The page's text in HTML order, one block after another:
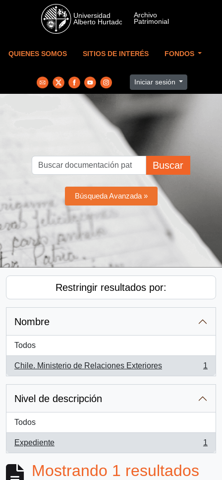
Skip to main content
QUIENES SOMOS SITIOS DE INTERÉS FONDOS
Iniciar sesión
Buscar
Búsqueda Avanzada »
Restringir resultados por:
Nombre
Todos
Chile. Ministerio de Relaciones Exteriores
, 1 resultados
1
Nivel de descripción
Todos
Expediente
, 1 resultados
1
Mostrando 1 resultados